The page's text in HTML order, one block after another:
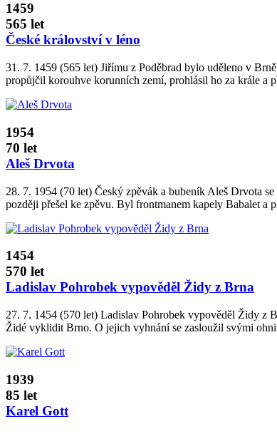
1459
565 let
České království v léno
31. 7. 1459 (565 let) Jiřímu z Poděbrad bylo uděleno v
propůjčil korouhve korunních zemí, prohlásil ho za krále a
1954
70 let
Aleš Drvota
28. 7. 1954 (70 let) Český zpěvák a bubeník Aleš Drvota
později přešel ke zpěvu. Byl frontmanem kapely Babalet a
1454
570 let
Ladislav Pohrobek vypověděl Židy z Brna
27. 7. 1454 (570 let) Ladislav Pohrobek vypověděl Židy z
Židé vyklidit Brno. O jejich vyhnání se zasloužil svými
1939
85 let
Karel Gott